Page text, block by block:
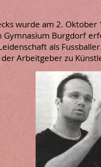
wurde am 2.
Gymnasium Burgdorf
als
Arbeitgeber zu